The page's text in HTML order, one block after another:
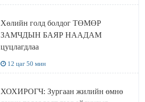
Хөлийн голд болдог ТӨМӨР
ЗАМЧДЫН БАЯР НААДАМ
цуцлагдлаа
12 цаг 50 мин
ХОХИРОГЧ: Зургаан жилийн өмнө